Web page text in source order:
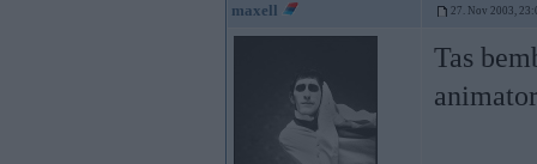
maxell 27. Nov 2003,
Tas